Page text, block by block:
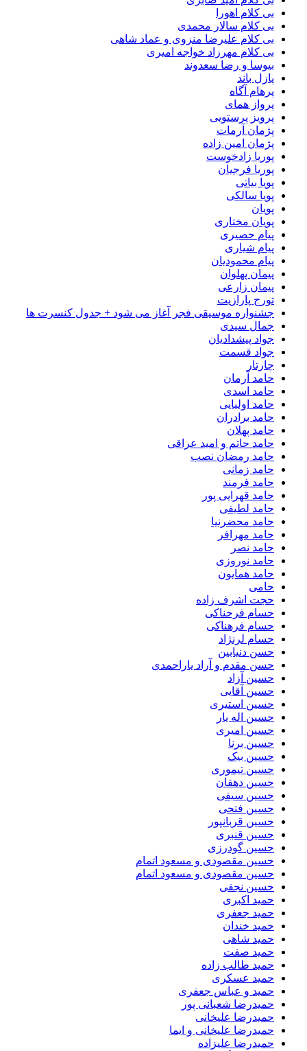
بی کلام اهورا
بی کلام سالار محمدی
بی کلام علیرضا منزوی و عماد شاهی
بی کلام مهرزاد خواجه امیری
بیوسا و رضا سعدوند
پازل باند
پرهام آگاه
پرواز همای
پرویز پرستویی
پژمان آرمات
پژمان امین زاده
پوریا زادخوست
پوریا فرجیان
پویا بیاتی
پویا سالکی
پویان
پویان مختاری
پیام حصیری
پیام شیاری
پیام محمودیان
پیمان پهلوان
پیمان زارعی
تورج پارازیت
جشنواره موسیقی فجر آغاز می شود + جدول کنسرت ها
جمال سیدی
جواد پیشدادیان
جواد قسمت
چارتار
حامد آرمان
حامد اسدی
حامد اولیایی
حامد برادران
حامد پهلان
حامد حاتم و امید عراقی
حامد رمضان نصب
حامد زمانی
حامد فرمند
حامد قهرایی پور
حامد لطیفی
حامد محضرنیا
حامد مهرافر
حامد نصر
حامد نوروزی
حامد همایون
حامی
حجت اشرف زاده
حسام فرحناکی
حسام فرهناکی
حسام لرنژاد
حسن دنیابین
حسن مقدم و آراد یاراحمدی
حسین آزاد
حسین آقایی
حسین استیری
حسین اله یار
حسین امیری
حسین برنا
حسین بیک
حسین تیموری
حسین دهقان
حسین سیفی
حسین فتحی
حسین قربانپور
حسین قنبری
حسین گودرزی
حسین مقصودى و مسعود اتمام
حسین مقصودی و مسعود اتمام
حسین نجفی
حمید اکبری
حمید جعفری
حمید خندان
حمید شاهی
حمید صفت
حمید طالب زاده
حمید عسکری
حمید و عباس جعفری
حمیدرضا شعبانی پور
حمیدرضا علیخانی
حمیدرضا علیخانی و ایما
حمیدرضا علیزاده